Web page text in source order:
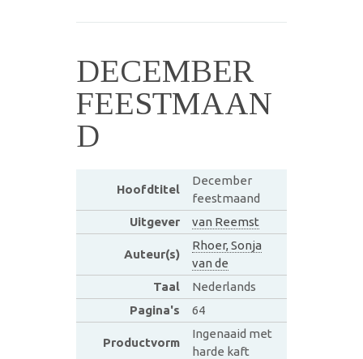
DECEMBER
FEESTMAAN
D
Hoofdtitel
December
feestmaand
Uitgever
van Reemst
Auteur(s)
Rhoer, Sonja
van de
Taal
Nederlands
Pagina's
64
Productvorm
Ingenaaid met
harde kaft